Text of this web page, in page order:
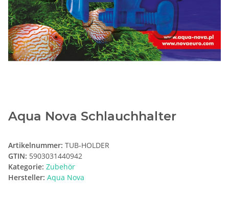
Aqua Nova Schlauchhalter
Artikelnummer: TUB-HOLDER
GTIN: 5903031440942
Kategorie: Zubehör
Hersteller: Aqua Nova